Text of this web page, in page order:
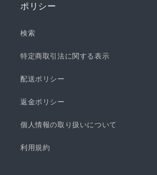
ポリシー
検索
特定商取引法に関する表示
配送ポリシー
返金ポリシー
個人情報の取り扱いについて
利用規約